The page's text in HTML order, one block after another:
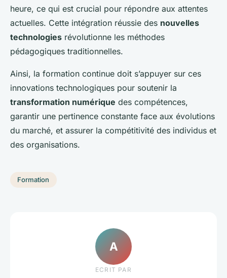
heure, ce qui est crucial pour répondre aux attentes
actuelles. Cette intégration réussie des nouvelles
technologies révolutionne les méthodes
pédagogiques traditionnelles.
Ainsi, la formation continue doit s’appuyer sur ces
innovations technologiques pour soutenir la
transformation numérique des compétences,
garantir une pertinence constante face aux évolutions
du marché, et assurer la compétitivité des individus et
des organisations.
Formation
A
ECRIT PAR